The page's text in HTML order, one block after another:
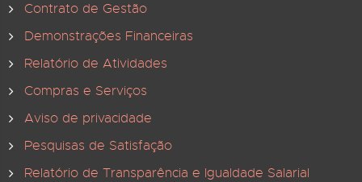
Contrato de Gestão
Demonstrações Financeiras
Relatório de Atividades
Compras e Serviços
Aviso de privacidade
Pesquisas de Satisfação
Relatório de Transparência e Igualdade Salarial